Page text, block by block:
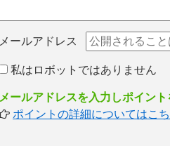
メールアドレス
私はロボットではありません
メールアドレスを入力しポイン
ポイントの詳細についてはこ